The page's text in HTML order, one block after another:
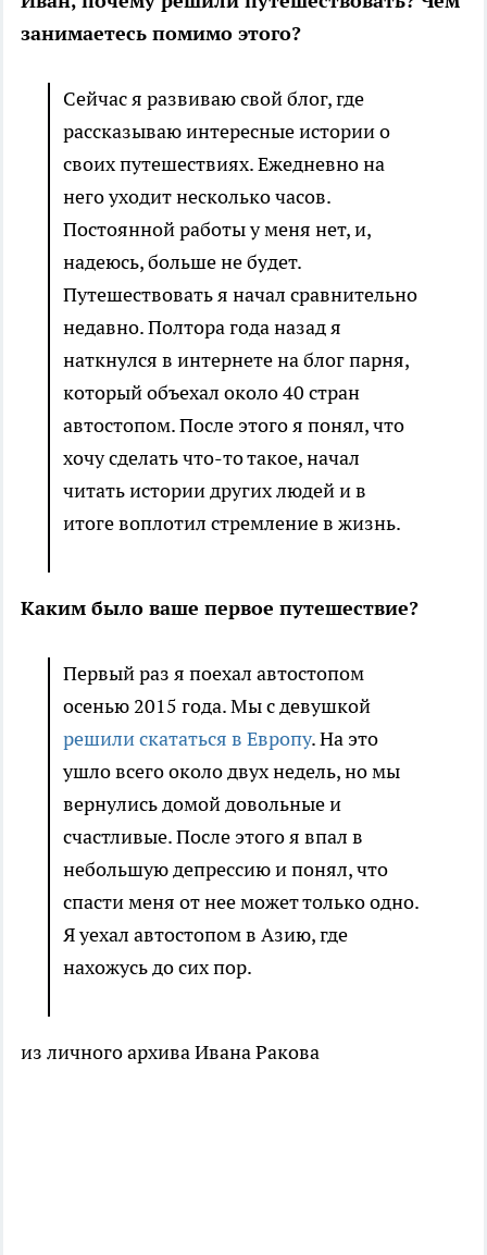
занимаетесь помимо этого?
Сейчас я развиваю свой блог, где
рассказываю интересные истории о
своих путешествиях. Ежедневно на
него уходит несколько часов.
Постоянной работы у меня нет, и,
надеюсь, больше не будет.
Путешествовать я начал сравнительно
недавно. Полтора года назад я
наткнулся в интернете на блог парня,
который объехал около 40 стран
автостопом. После этого я понял, что
хочу сделать что-то такое, начал
читать истории других людей и в
итоге воплотил стремление в жизнь.
Каким было ваше первое путешествие?
Первый раз я поехал автостопом
осенью 2015 года. Мы с девушкой
решили скататься в Европу. На это
ушло всего около двух недель, но мы
вернулись домой довольные и
счастливые. После этого я впал в
небольшую депрессию и понял, что
спасти меня от нее может только одно.
Я уехал автостопом в Азию, где
нахожусь до сих пор.
из личного архива Ивана Ракова